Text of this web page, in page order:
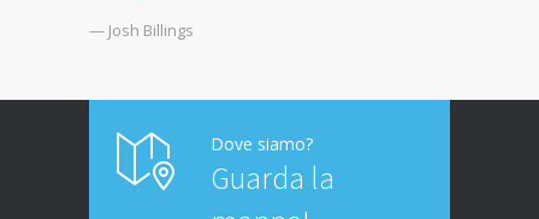
— Josh Billings
Dove siamo?
Guarda la